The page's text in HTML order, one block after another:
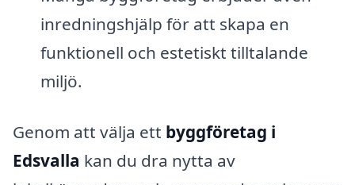
inredningshjälp för att skapa en
funktionell och estetiskt tilltalande
miljö.
Genom att välja ett byggföretag i
Edsvalla kan du dra nytta av